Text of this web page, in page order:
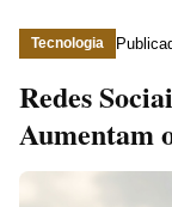
Tecnologia
Redes
Aumentam